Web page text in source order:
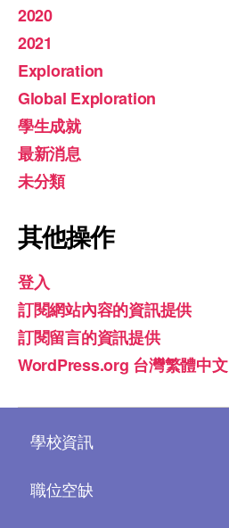
2020
2021
Exploration
Global Exploration
學生成就
最新消息
未分類
其他操作
登入
訂閱網站內容的資訊提供
訂閱留言的資訊提供
WordPress.org 台灣繁體中文
學校資訊
職位空缺